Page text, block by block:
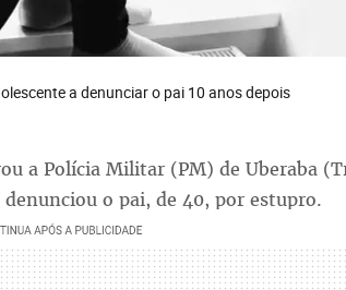
a denunciar o pai 10 anos depois
a Polícia Militar (PM) de Uberaba
o pai, de 40, por estupro.